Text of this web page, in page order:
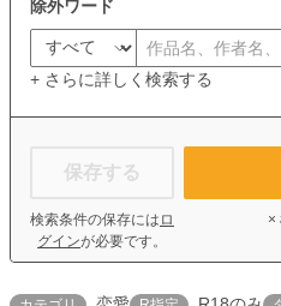
除外ワード
+ さらに詳しく検索する
保存する
検索条件の保存には ロ
グインが必要です。
×